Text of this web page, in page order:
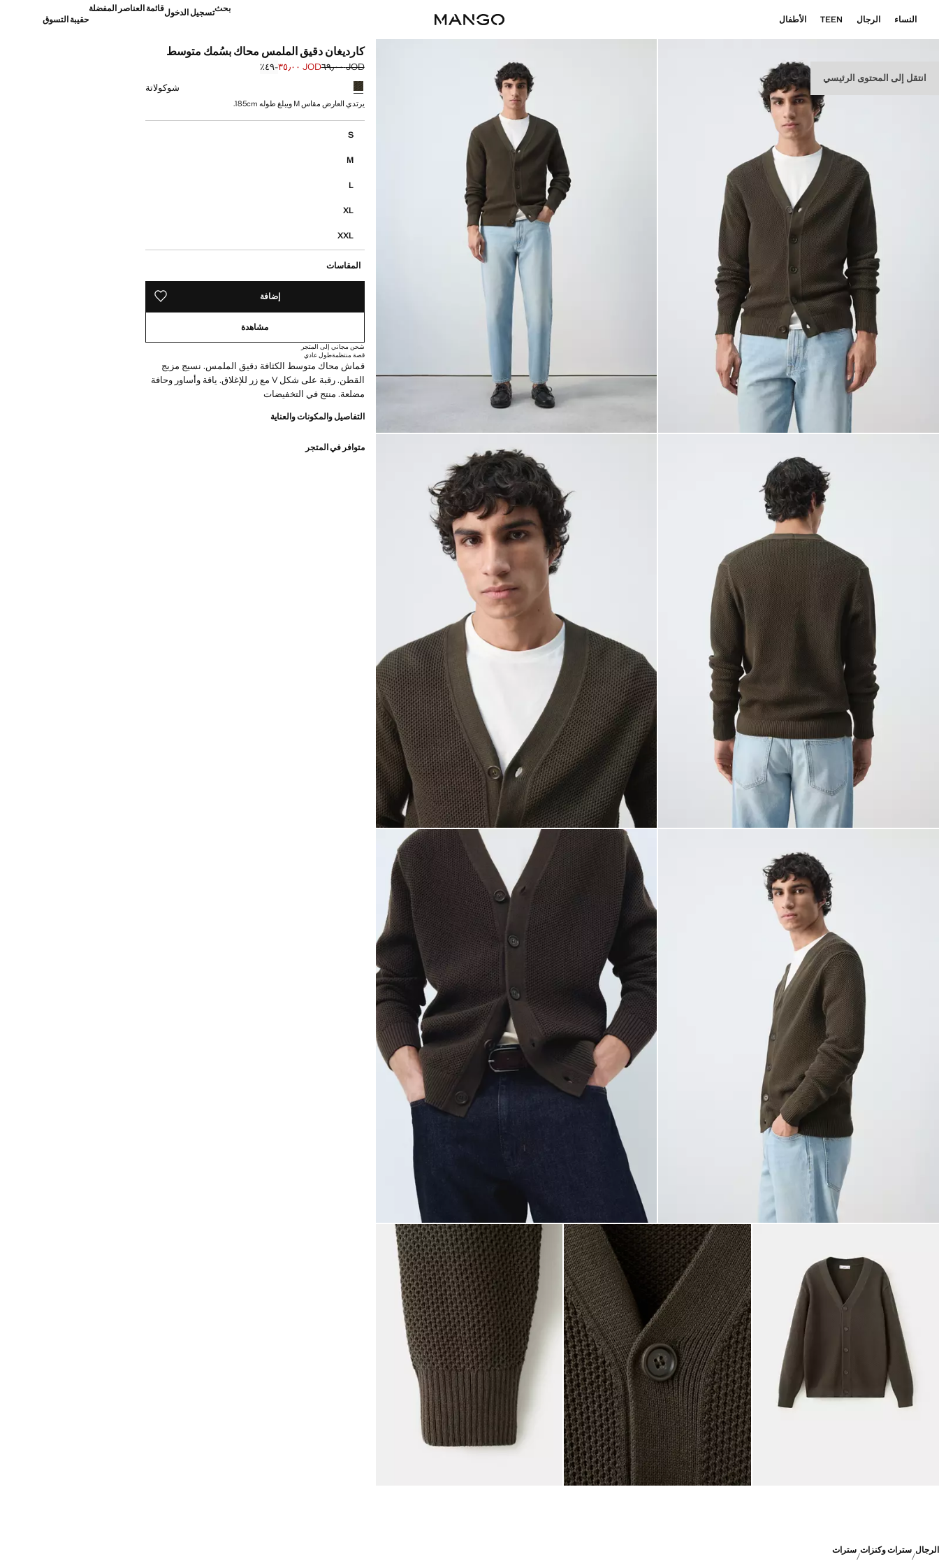
انتقل إلى المحتوى الرئيسي
النساء الرجال TEEN الأطفال
بحثتسجيل الدخولقائمة العناصر المفضلة
حقيبة التسوق
كارديغان دقيق الملمس محاك بسُمك متوسط
السعر الأول محذوف [JOD ٦٩٫٠٠ ]
JOD ٦٩٫٠٠
السعر الحالي [JOD ٣٥٫٠٠ ]JOD ٣٥٫٠٠
؜-٤٩٪؜
حدد اللون
شوكولاتة
يرتدي العارض مقاس M ويبلغ طوله 185cm.
S
M
L
XL
XXL
المقاسات
إضافة حفظه في قائمة منتجاتك المفضلة
مشاهدة
شحن مجاني إلى المتجر
قصة منتظمةطول عادي
قماش محاك متوسط الكثافة دقيق الملمس. نسيج مزيج
القطن. رقبة على شكل V مع زر للإغلاق. ياقة وأساور وحافة
مضلعة. منتج في التخفيضات
التفاصيل والمكونات والعناية
متوافر في المتجر
الرجال سترات وكنزات سترات